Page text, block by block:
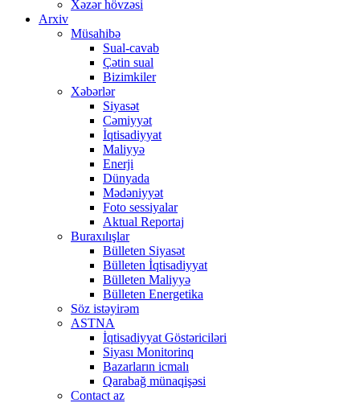
Xəzər hövzəsi
Arxiv
Müsahibə
Sual-cavab
Çətin sual
Bizimkiler
Xəbərlər
Siyasət
Cəmiyyət
İqtisadiyyat
Maliyyə
Enerji
Dünyada
Mədəniyyət
Foto sessiyalar
Aktual Reportaj
Buraxılışlar
Bülleten Siyasət
Bülleten İqtisadiyyat
Bülleten Maliyyə
Bülleten Energetika
Söz istəyirəm
ASTNA
İqtisadiyyat Göstəriciləri
Siyası Monitorinq
Bazarların icmalı
Qarabağ münaqişəsi
Contact az